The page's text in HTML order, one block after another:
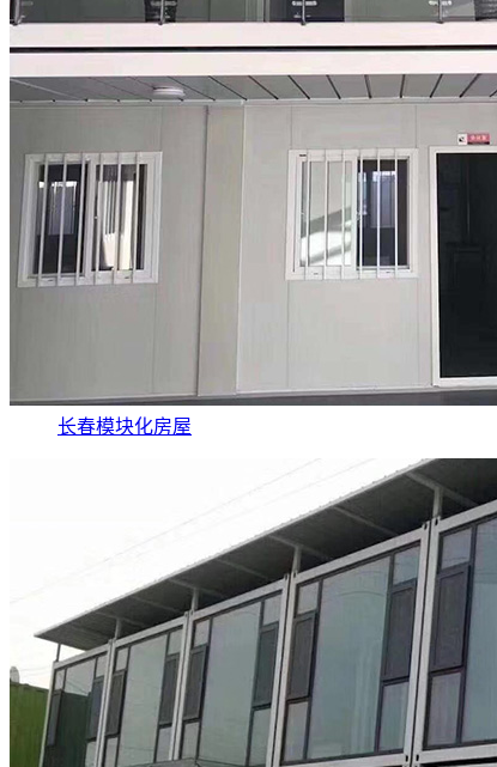
长春模块化房屋